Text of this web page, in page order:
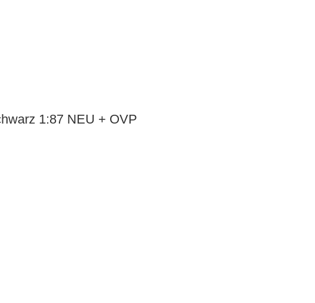
1:87 NEU + OVP